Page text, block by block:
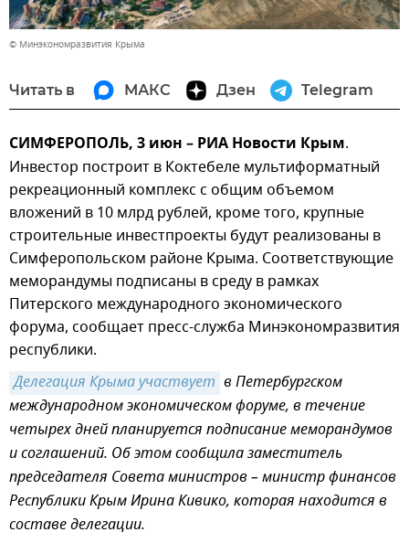
© Минэкономразвития Крыма
Читать в МАКС Дзен Telegram
СИМФЕРОПОЛЬ, 3 июн – РИА Новости Крым.
Инвестор построит в Коктебеле мультиформатный
рекреационный комплекс с общим объемом
вложений в 10 млрд рублей, кроме того, крупные
строительные инвестпроекты будут реализованы в
Симферопольском районе Крыма. Соответствующие
меморандумы подписаны в среду в рамках
Питерского международного экономического
форума, сообщает пресс-служба Минэкономразвития
республики.
Делегация Крыма участвует в Петербургском
международном экономическом форуме, в течение
четырех дней планируется подписание меморандумов
и соглашений. Об этом сообщила заместитель
председателя Совета министров – министр финансов
Республики Крым Ирина Кивико, которая находится в
составе делегации.